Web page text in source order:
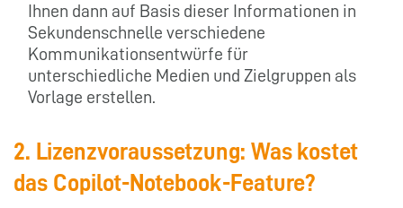
Ihnen dann auf Basis dieser Informationen in
Sekundenschnelle verschiedene
Kommunikationsentwürfe für
unterschiedliche Medien und Zielgruppen als
Vorlage erstellen.
2. Lizenzvoraussetzung: Was kostet
das Copilot-Notebook-Feature?